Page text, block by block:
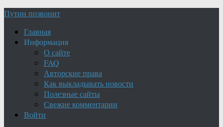
Путин позвонит
Главная
Информация
О сайте
FAQ
Авторские права
Как выкладывать новости
Полезные сайты
Свежие комментарии
Войти